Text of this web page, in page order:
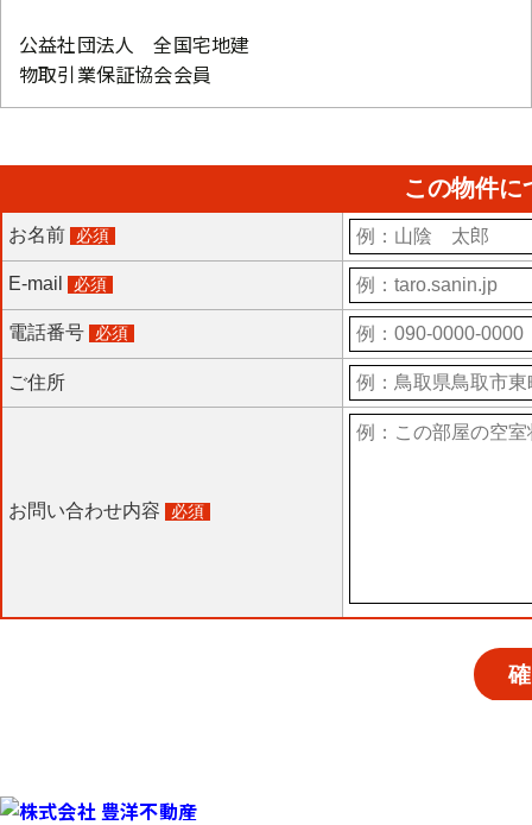
公益社団法人 全国宅地建
物取引業保証協会会員